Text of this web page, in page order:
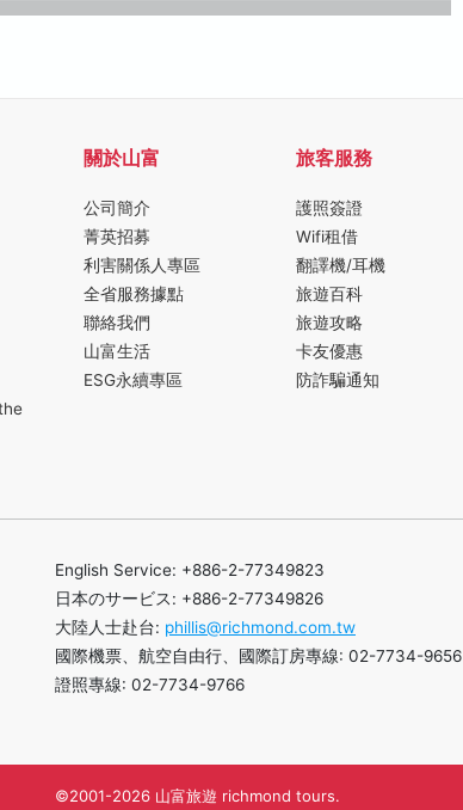
關於山富
公司簡介
菁英招募
利害關係人專區
全省服務據點
聯絡我們
山富生活
ESG永續專區
旅客服務
護照簽證
Wifi租借
翻譯機/耳機
旅遊百科
旅遊攻略
卡友優惠
防詐騙通知
English Service: +886-2-77349823
日本のサービス: +886-2-77349826
大陸人士赴台: phillis@richmond.com.tw
國際機票、航空自由行、國際訂房專線: 02-7734-9656
證照專線: 02-7734-9766
©2001-2026 山富旅遊 richmond tours.